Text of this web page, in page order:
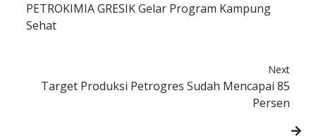
PETROKIMIA GRESIK Gelar Program Kampung
Sehat
Next
Target Produksi Petrogres Sudah Mencapai 85
Persen